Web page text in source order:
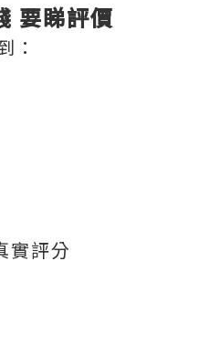
要睇評價
：
實評分